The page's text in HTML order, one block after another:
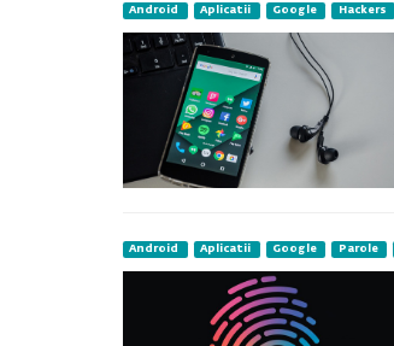
Android Aplicatii Google Hackers
Android Aplicatii Google Parole